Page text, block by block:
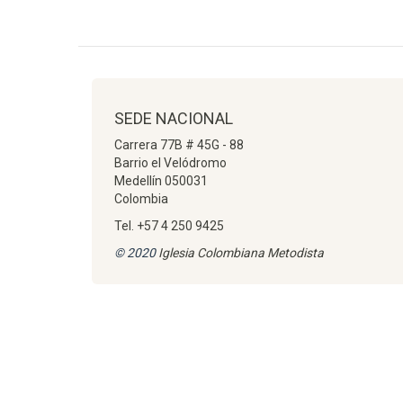
SEDE NACIONAL
Carrera 77B # 45G - 88
Barrio el Velódromo
Medellín 050031
Colombia
Tel. +57 4 250 9425
© 2020Iglesia Colombiana Metodista